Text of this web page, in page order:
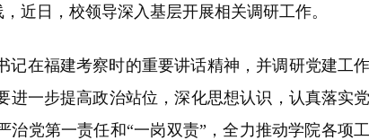
近日，校领导深入基层开展相关调研工作。
在福建考察时的重要讲话精神，并调研党建工
一步提高政治站位，深化思想认识，认真落实
党第一责任和“一岗双责”，全力推动学院各项